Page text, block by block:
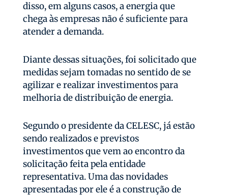
disso, em alguns casos, a energia que
chega às empresas não é suficiente para
atender a demanda.
Diante dessas situações, foi solicitado que
medidas sejam tomadas no sentido de se
agilizar e realizar investimentos para
melhoria de distribuição de energia.
Segundo o presidente da CELESC, já estão
sendo realizados e previstos
investimentos que vem ao encontro da
solicitação feita pela entidade
representativa. Uma das novidades
apresentadas por ele é a construção de